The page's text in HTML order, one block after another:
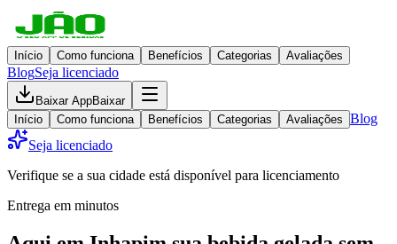
Início Como funciona Benefícios Categorias Avaliações
BlogSeja licenciado
Baixar AppBaixar
Início
Como funciona Benefícios Categorias Avaliações Blog
Seja licenciado
Verifique se a sua cidade está disponível para licenciamento
Entrega em minutos